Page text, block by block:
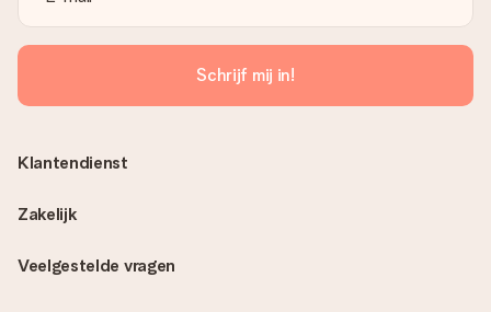
Schrijf mij in!
Veelgestelde vragen
Klantendienst
Zakelijk